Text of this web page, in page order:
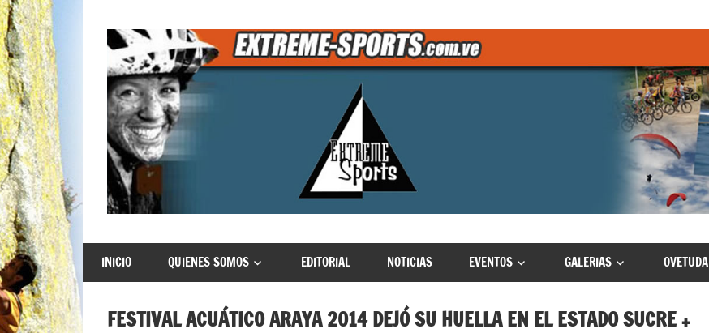
contenido
Extreme
Sports
INICIO QUIENES SOMOS EDITORIAL NOTICIAS EVENTOS GALERIAS OVETUDA
FESTIVAL ACUÁTICO ARAYA 2014 DEJÓ SU HUELLA EN EL ESTADO SUCRE +